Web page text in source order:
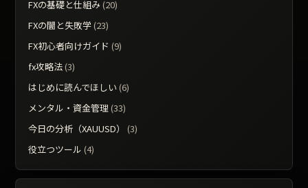
FXの基礎と仕組み(20)
FXの闇と失敗学(23)
FX初心者向けガイド (9)
fx攻略法(3)
はじめに読んでほしい (6)
メンタル・資金管理(33)
今日の分析（XAUUSD）
(3)
役立つツール (4)